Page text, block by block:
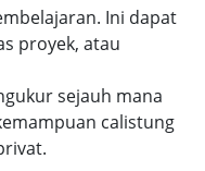
Ini dapat
proyek, atau
sejauh mana
calistung